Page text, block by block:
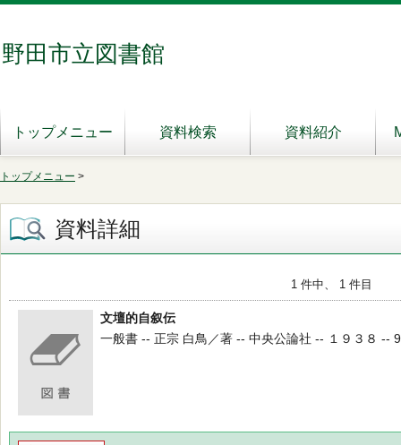
野田市立図書館
トップメニュー 資料検索 資料紹介
トップメニュー >
資料詳細
1 件中、 1 件目
文壇的自叙伝
一般書 -- 正宗 白鳥／著 -- 中央公論社 -- １９３８ --